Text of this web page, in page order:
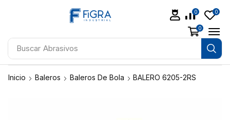
Buscar Abrasivos
0 0
0
Inicio Baleros Baleros De Bola BALERO 6205-2RS